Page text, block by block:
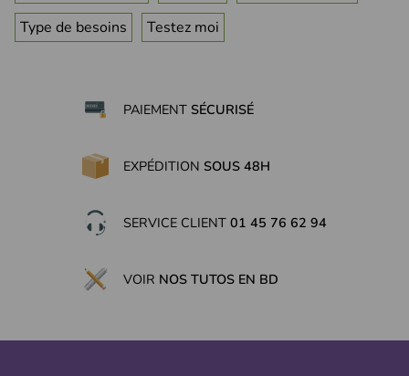
Type de besoins
Testez moi
PAIEMENT SÉCURISÉ
EXPÉDITION SOUS 48H
SERVICE CLIENT 01 45 76 62 94
VOIR NOS TUTOS EN BD